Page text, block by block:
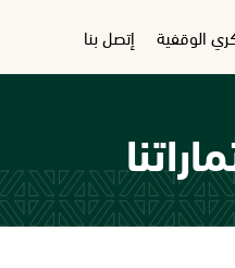
الوقفية إتصل بنا